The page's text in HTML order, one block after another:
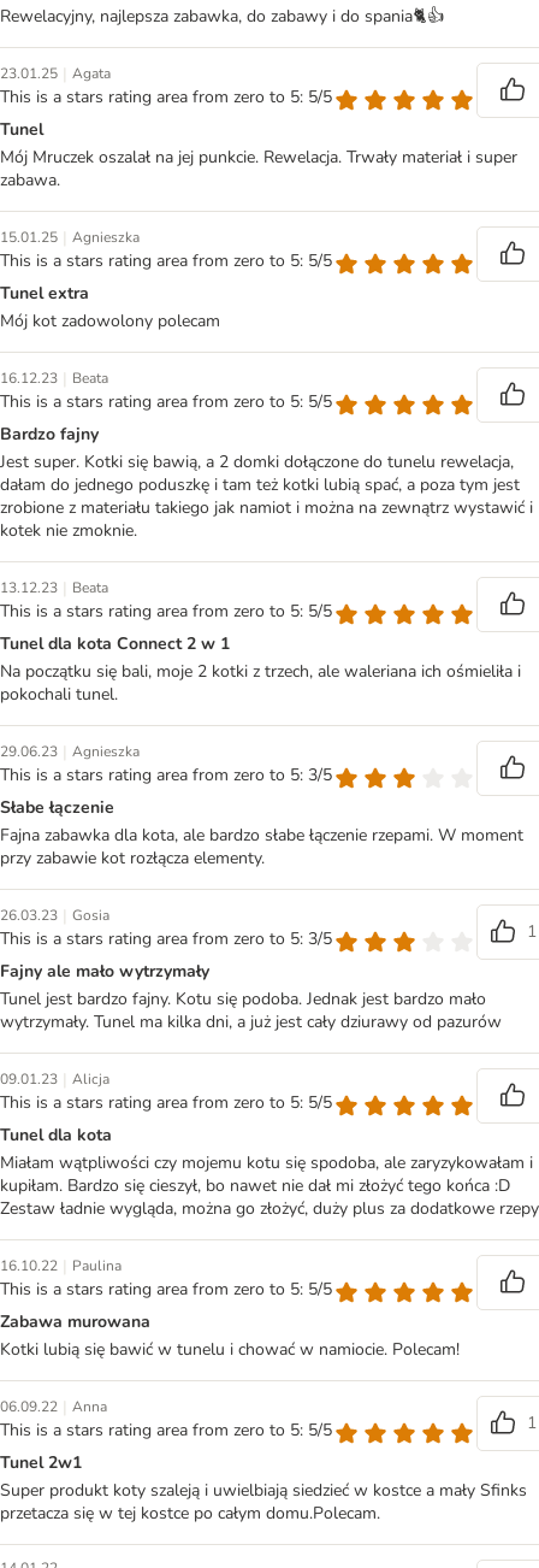
Rewelacyjny, najlepsza zabawka, do zabawy i do spania🐈👍
23.01.25 | Agata
This is a stars rating area from zero to 5: 5/5
Tunel
Mój Mruczek oszalał na jej punkcie. Rewelacja. Trwały materiał i super
zabawa.
15.01.25 | Agnieszka
This is a stars rating area from zero to 5: 5/5
Tunel extra
Mój kot zadowolony polecam
16.12.23 | Beata
This is a stars rating area from zero to 5: 5/5
Bardzo fajny
Jest super. Kotki się bawią, a 2 domki dołączone do tunelu rewelacja,
dałam do jednego poduszkę i tam też kotki lubią spać, a poza tym jest
zrobione z materiału takiego jak namiot i można na zewnątrz wystawić i
kotek nie zmoknie.
13.12.23 | Beata
This is a stars rating area from zero to 5: 5/5
Tunel dla kota Connect 2 w 1
Na początku się bali, moje 2 kotki z trzech, ale waleriana ich ośmieliła i
pokochali tunel.
29.06.23 | Agnieszka
This is a stars rating area from zero to 5: 3/5
Słabe łączenie
Fajna zabawka dla kota, ale bardzo słabe łączenie rzepami. W moment
przy zabawie kot rozłącza elementy.
26.03.23 | Gosia
This is a stars rating area from zero to 5: 3/5
1
Fajny ale mało wytrzymały
Tunel jest bardzo fajny. Kotu się podoba. Jednak jest bardzo mało
wytrzymały. Tunel ma kilka dni, a już jest cały dziurawy od pazurów
09.01.23 | Alicja
This is a stars rating area from zero to 5: 5/5
Tunel dla kota
Miałam wątpliwości czy mojemu kotu się spodoba, ale zaryzykowałam i
kupiłam. Bardzo się cieszył, bo nawet nie dał mi złożyć tego końca :D
Zestaw ładnie wygląda, można go złożyć, duży plus za dodatkowe rzepy
16.10.22 | Paulina
This is a stars rating area from zero to 5: 5/5
Zabawa murowana
Kotki lubią się bawić w tunelu i chować w namiocie. Polecam!
06.09.22 | Anna
This is a stars rating area from zero to 5: 5/5
1
Tunel 2w1
Super produkt koty szaleją i uwielbiają siedzieć w kostce a mały Sfinks
przetacza się w tej kostce po całym domu.Polecam.